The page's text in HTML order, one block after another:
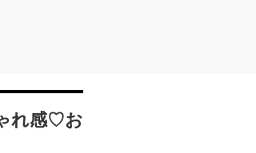
れ感♡お